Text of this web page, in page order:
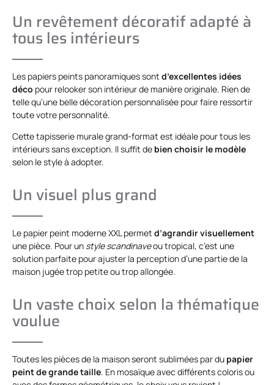
Un revêtement décoratif adapté à
tous les intérieurs
Les papiers peints panoramiques sont d’excellentes idées
déco pour relooker son intérieur de manière originale. Rien de
telle qu’une belle décoration personnalisée pour faire ressortir
toute votre personnalité.
Cette tapisserie murale grand-format est idéale pour tous les
intérieurs sans exception. Il suffit de bien choisir le modèle
selon le style à adopter.
Un visuel plus grand
Le papier peint moderne XXL permet d’agrandir visuellement
une pièce. Pour un style scandinaveou tropical, c’est une
solution parfaite pour ajuster la perception d’une partie de la
maison jugée trop petite ou trop allongée.
Un vaste choix selon la thématique
voulue
Toutes les pièces de la maison seront sublimées par du papier
peint de grande taille. En mosaïque avec différents coloris ou